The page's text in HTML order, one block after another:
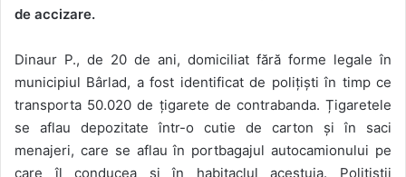
de accizare.
Dinaur P., de 20 de ani, domiciliat fără forme legale în
municipiul Bârlad, a fost identificat de polițiști în timp ce
transporta 50.020 de țigarete de contrabanda. Țigaretele
se aflau depozitate într-o cutie de carton și în saci
menajeri, care se aflau în portbagajul autocamionului pe
care îl conducea și în habitaclul acestuia. Polițiștii